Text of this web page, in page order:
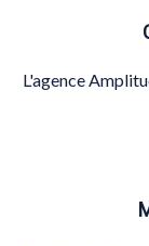
L'agence